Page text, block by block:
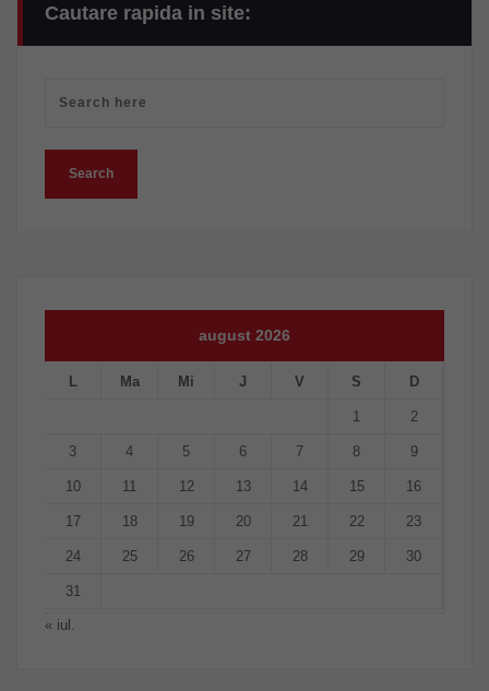
Cautare rapida in site:
august 2026
L Ma Mi J V S D
1 2
3 4 5 6 7 8 9
10 11 12 13 14 15 16
17 18 19 20 21 22 23
24 25 26 27 28 29 30
31
« iul.